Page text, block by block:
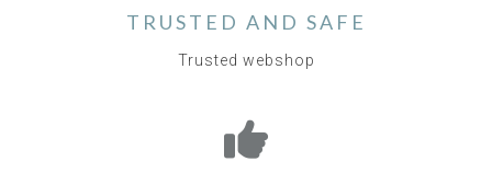
TRUSTED AND SAFE
Trusted webshop